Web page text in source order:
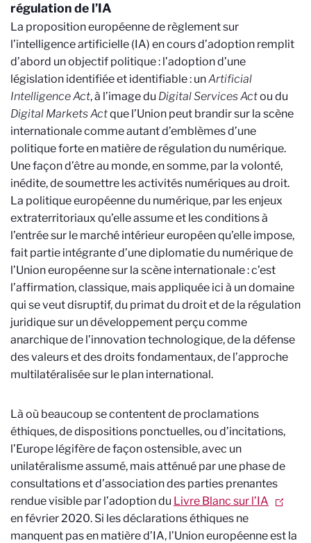
régulation de l’IA
La proposition européenne de règlement sur
l’intelligence artificielle (IA) en cours d’adoption remplit
d’abord un objectif politique : l’adoption d’une
législation identifiée et identifiable : unArtificial
Intelligence Act, à l’image du Digital Services Actou du
Digital Markets Actque l’Union peut brandir sur la scène
internationale comme autant d’emblèmes d’une
politique forte en matière de régulation du numérique.
Une façon d’être au monde, en somme, par la volonté,
inédite, de soumettre les activités numériques au droit.
La politique européenne du numérique, par les enjeux
extraterritoriaux qu’elle assume et les conditions à
l’entrée sur le marché intérieur européen qu’elle impose,
fait partie intégrante d’une diplomatie du numérique de
l’Union européenne sur la scène internationale : c’est
l’affirmation, classique, mais appliquée ici à un domaine
qui se veut disruptif, du primat du droit et de la régulation
juridique sur un développement perçu comme
anarchique de l’innovation technologique, de la défense
des valeurs et des droits fondamentaux, de l’approche
multilatéralisée sur le plan international.
Là où beaucoup se contentent de proclamations
éthiques, de dispositions ponctuelles, ou d’incitations,
l’Europe légifère de façon ostensible, avec un
unilatéralisme assumé, mais atténué par une phase de
consultations et d’association des parties prenantes
rendue visible par l’adoption du Livre Blanc sur l’IA
en février 2020. Si les déclarations éthiques ne
manquent pas en matière d’IA, l’Union européenne est la